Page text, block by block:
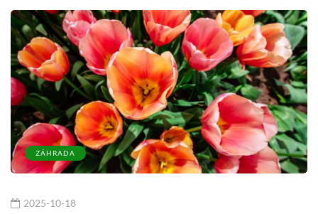
ZÁHRADA
2025-10-18